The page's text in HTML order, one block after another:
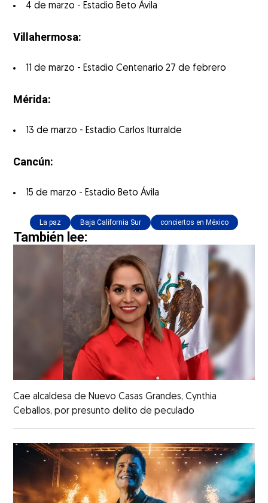
4 de marzo - Estadio Beto Ávila
Villahermosa:
11 de marzo - Estadio Centenario 27 de febrero
Mérida:
13 de marzo - Estadio Carlos Iturralde
Cancún:
15 de marzo - Estadio Beto Ávila
La paz Baja California Sur conciertos en México
También lee:
Cae alcaldesa de Nuevo Casas Grandes, Cynthia
Ceballos, por presunto delito de peculado